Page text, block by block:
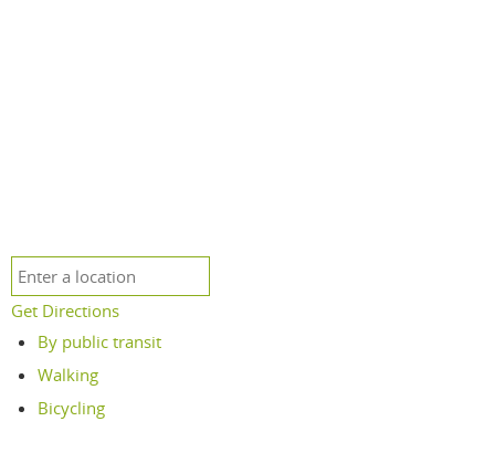
Get Directions
By public transit
Walking
Bicycling